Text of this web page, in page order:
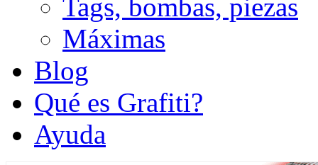
Tags, bombas, piezas
Máximas
Blog
Qué es Grafiti?
Ayuda